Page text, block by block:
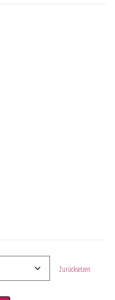
Zurücksetzen